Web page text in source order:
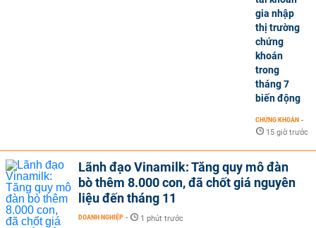
gia nhập
thị trường
chứng
khoán
trong
tháng 7
biến động
CHỨNG KHOÁN -
15 giờ trước
Lãnh đạo Vinamilk: Tăng quy mô đàn
bò thêm 8.000 con, đã chốt giá nguyên
liệu đến tháng 11
DOANH NGHIỆP - 1 phút trước